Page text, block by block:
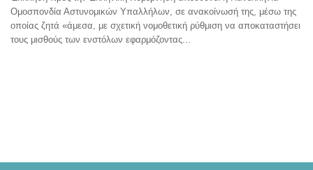
Ομοσπονδία Αστυνομικών Υπαλλήλων, σε ανακοίνωσή της, μέσω της
οποίας ζητά «άμεσα, με σχετική νομοθετική ρύθμιση να αποκαταστήσει
τους μισθούς των ενστόλων εφαρμόζοντας...